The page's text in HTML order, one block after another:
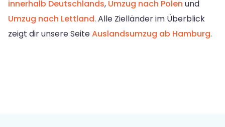
innerhalb Deutschlands, Umzug nach Polen und
Umzug nach Lettland. Alle Zielländer im Überblick
zeigt dir unsere SeiteAuslandsumzug ab Hamburg.